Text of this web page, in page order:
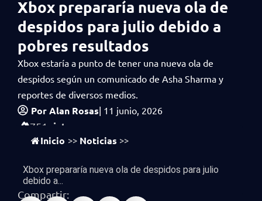
Xbox prepararía nueva ola de
despidos para julio debido a
pobres resultados
Xbox estaría a punto de tener una nueva ola de
despidos según un comunicado de Asha Sharma y
reportes de diversos medios.
PorAlan Rosas| 11 junio, 2026
751 vistas
Inicio >> Noticias >>
Xbox prepararía nueva ola de despidos para julio
debido a...
Compartir: